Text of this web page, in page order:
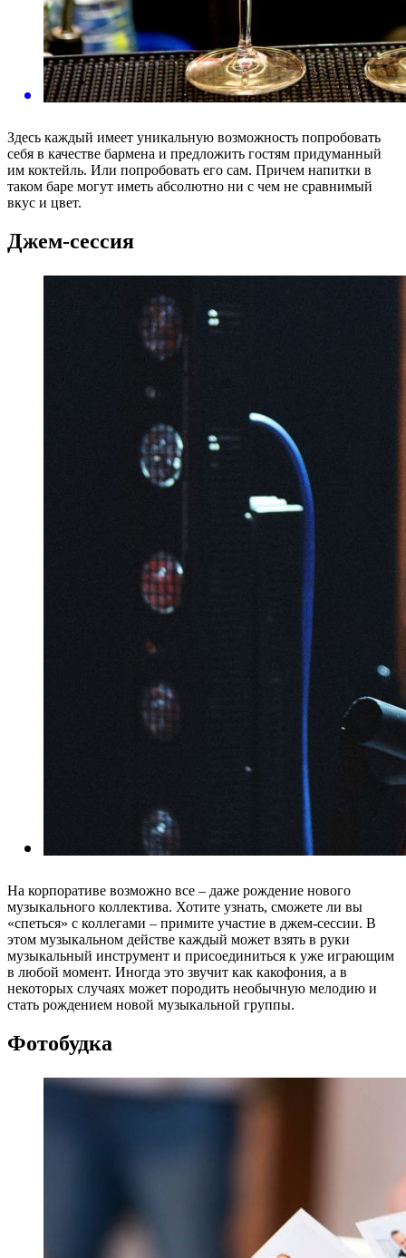
Здесь каждый имеет уникальную возможность попробовать
себя в качестве бармена и предложить гостям придуманный
им коктейль. Или попробовать его сам. Причем напитки в
таком баре могут иметь абсолютно ни с чем не сравнимый
вкус и цвет.
Джем-сессия
На корпоративе возможно все – даже рождение нового
музыкального коллектива. Хотите узнать, сможете ли вы
«спеться» с коллегами – примите участие в джем-сессии. В
этом музыкальном действе каждый может взять в руки
музыкальный инструмент и присоединиться к уже играющим
в любой момент. Иногда это звучит как какофония, а в
некоторых случаях может породить необычную мелодию и
стать рождением новой музыкальной группы.
Фотобудка